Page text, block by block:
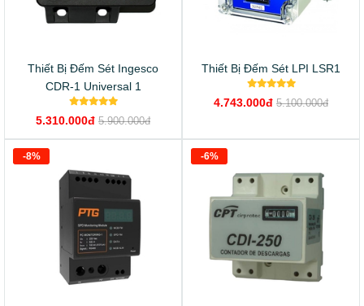
Thiết Bị Đếm Sét Ingesco
CDR-1 Universal 1
5.310.000đ 5.900.000đ
Thiết Bị Đếm Sét LPI LSR1
4.743.000đ 5.100.000đ
-8% -6%